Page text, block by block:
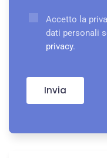
Accetto la
dati personali
privacy.
Invia